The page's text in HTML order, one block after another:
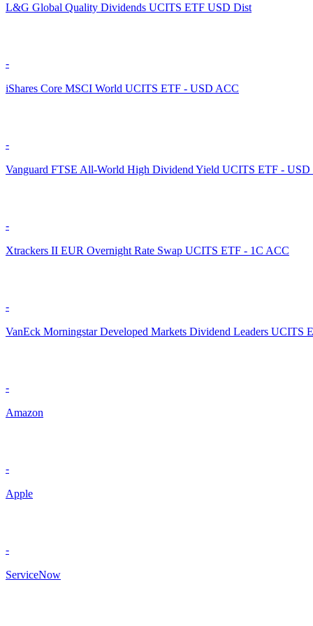
L&G Global Quality Dividends UCITS ETF USD Dist
-
iShares Core MSCI World UCITS ETF - USD ACC
-
Vanguard FTSE All-World High Dividend Yield UCITS ETF - USD
-
Xtrackers II EUR Overnight Rate Swap UCITS ETF - 1C ACC
-
VanEck Morningstar Developed Markets Dividend Leaders UCITS
-
Amazon
-
Apple
-
ServiceNow